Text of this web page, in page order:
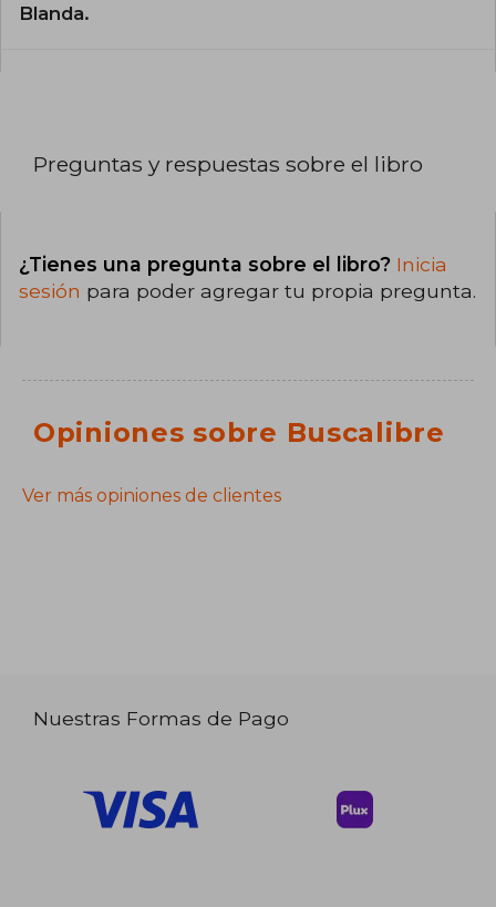
Blanda.
Preguntas y respuestas sobre el libro
¿Tienes una pregunta sobre el libro? Inicia
sesión para poder agregar tu propia pregunta.
Opiniones sobre Buscalibre
Ver más opiniones de clientes
Nuestras Formas de Pago